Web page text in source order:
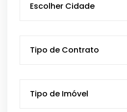
Escolher Cidade
Tipo de Contrato
Tipo de Imóvel